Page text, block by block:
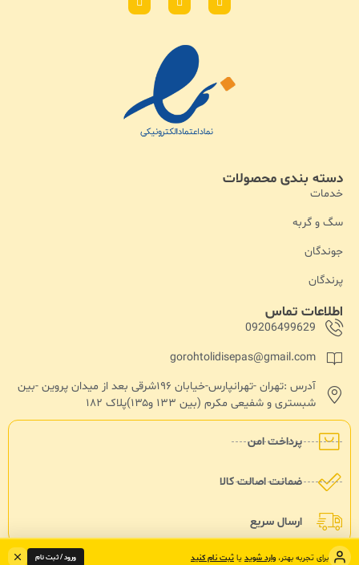
پرداخت امن
ضمانت اصالت کالا
ارسال سریع
اطلاعات تماس
09206499629
gorohtolidisepas@gmail.com
آدرس :تهران -تهرانپارس-خیابان ۱۹۶شرقی بعد از میدان پروین -بین
شبستری و شفیعی مکرم (بین ۱۳۳ و۱۳۵)پلاک ۱۸۲
دسته بندی محصولات
خدمات
سگ و گربه
جوندگان
پرندگان
تمامی حقوق مادی و معنوی نزد سپاس پت محفوض هست - طراحی و توسعه : حاجی وببرای تجربه بهتر، وارد شوید یا ثبت نام کنید ورود / ثبت نام